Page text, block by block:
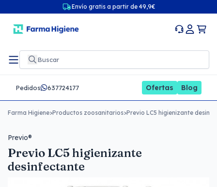
Envío gratis a partir de 49,9€
Pedidos 637724177 Ofertas Blog
Farma Higiene>Productos zoosanitarios>Previo LC5 higienizante
Previo®
Previo LC5 higienizante
desinfectante